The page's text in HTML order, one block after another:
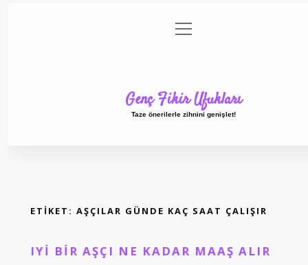
Gizlilik Politikasımenüyü
aç
Genç Fikir Ufukları
Taze önerilerle zihnini genişlet!
ETIKET: AŞÇILAR GÜNDE KAÇ SAAT ÇALIŞIR
IYI BIR AŞÇI NE KADAR MAAŞ ALIR